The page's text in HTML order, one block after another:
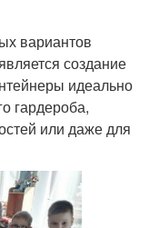
вариантов
создание
идеально
гардероба,
или даже для